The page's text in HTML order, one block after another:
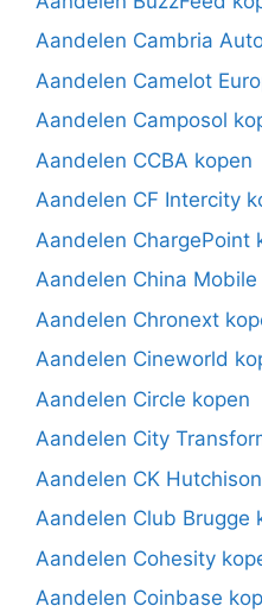
Aandelen Cambria
Aandelen Camelot
Aandelen Camposol
Aandelen CCBA kopen
Aandelen CF Intercity
Aandelen ChargePoint
Aandelen China Mobile
Aandelen Chronext
Aandelen Cineworld
Aandelen Circle kopen
Aandelen City
Aandelen CK
Aandelen Club Brugge
Aandelen Cohesity
Aandelen Coinbase